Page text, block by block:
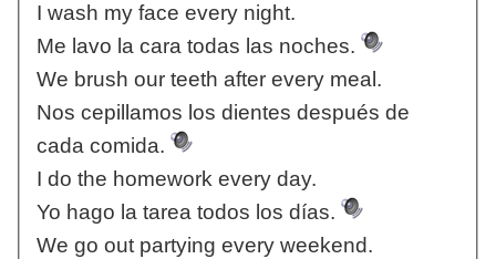
I wash my face every night.
Me lavo la cara todas las noches.
We brush our teeth after every meal.
Nos cepillamos los dientes después de
cada comida.
I do the homework every day.
Yo hago la tarea todos los días.
We go out partying every weekend.